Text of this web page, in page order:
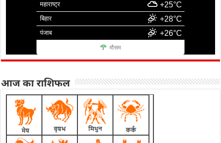
महाराष्ट्र +25°C
बिहार +28°C
पंजाब +26°C
मौसम
आज का राशिफल